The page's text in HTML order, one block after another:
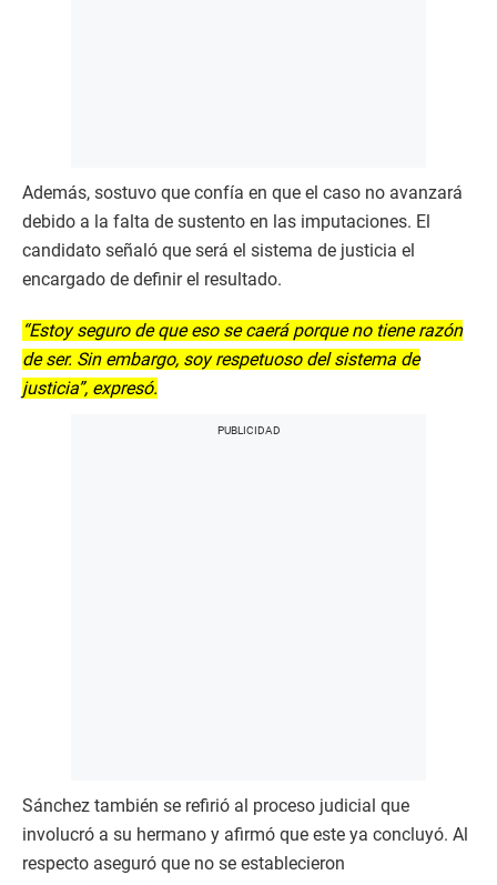
Además, sostuvo que confía en que el caso no avanzará
debido a la falta de sustento en las imputaciones. El
candidato señaló que será el sistema de justicia el
encargado de definir el resultado.
“Estoy seguro de que eso se caerá porque no tiene razón
de ser. Sin embargo, soy respetuoso del sistema de
justicia”, expresó.
Sánchez también se refirió al proceso judicial que
involucró a su hermano y afirmó que este ya concluyó. Al
respecto aseguró que no se establecieron